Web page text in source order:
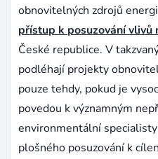
obnovitelných zdrojů
přístup k posuzování vlivů
České republice. V
podléhají projekty
pouze tehdy, pokud je
povedou k významným
environmentální
plošného posuzování k